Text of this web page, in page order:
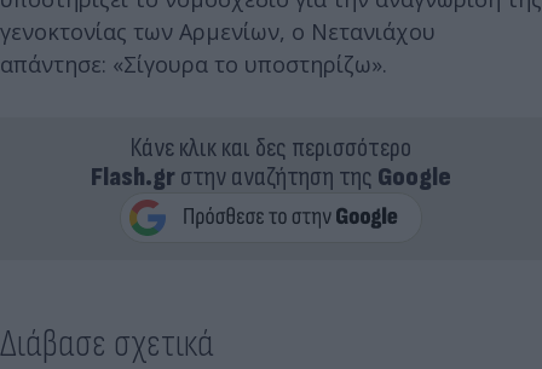
γενοκτονίας των Αρμενίων, ο Νετανιάχου
απάντησε: «Σίγουρα το υποστηρίζω».
Κάνε κλικ και δες περισσότερο
Flash.grστην αναζήτηση της Google
Διάβασε σχετικά